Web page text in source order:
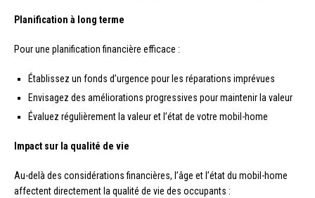
Planification à long terme
Pour une planification financière efficace :
Établissez un fonds d’urgence pour les réparations imprévues
Envisagez des améliorations progressives pour maintenir la valeur
Évaluez régulièrement la valeur et l’état de votre mobil-home
Impact sur la qualité de vie
Au-delà des considérations financières, l’âge et l’état du mobil-home
affectent directement la qualité de vie des occupants :